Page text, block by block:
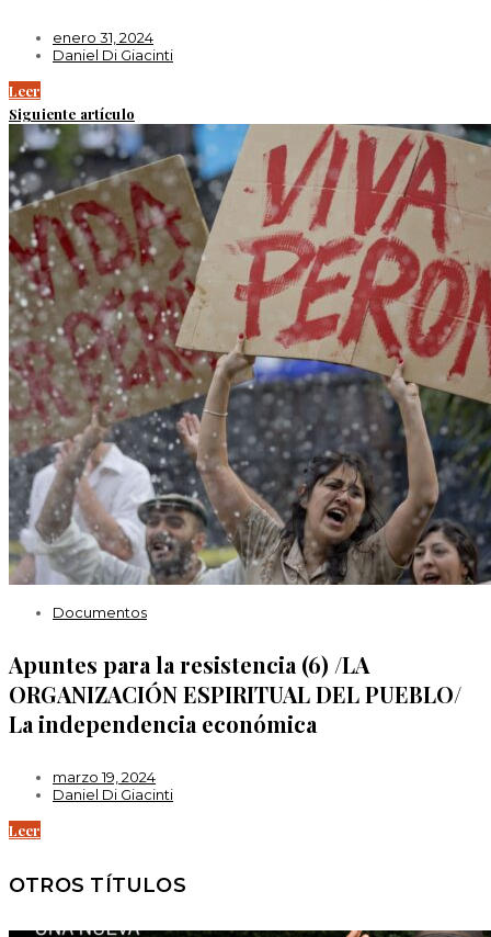
enero 31, 2024
Daniel Di Giacinti
Leer
Siguiente artículo
Documentos
Apuntes para la resistencia (6) /LA
ORGANIZACIÓN ESPIRITUAL DEL PUEBLO/
La independencia económica
marzo 19, 2024
Daniel Di Giacinti
Leer
OTROS TÍTULOS